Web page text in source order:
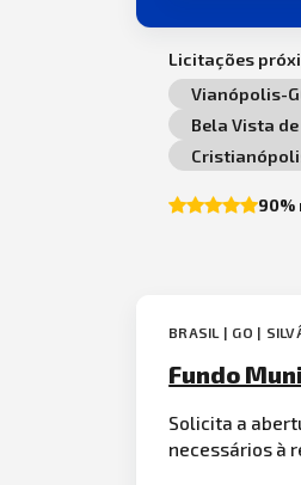
Licitações
Vianópolis-
Bela Vista de
90%
BRASIL | GO |
Fundo
Solicita a
necessários à